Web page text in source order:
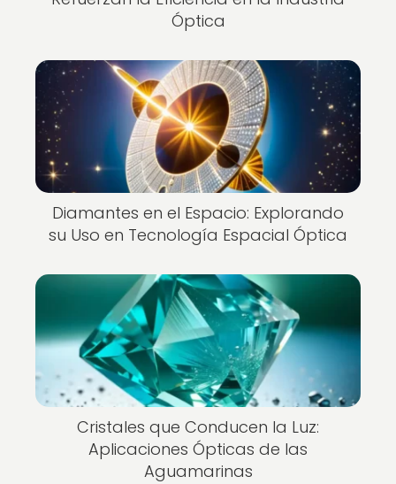
Óptica
Diamantes en el Espacio: Explorando
su Uso en Tecnología Espacial Óptica
Cristales que Conducen la Luz:
Aplicaciones Ópticas de las
Aguamarinas